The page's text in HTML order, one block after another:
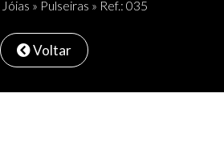
» Pulseiras » Ref.: 035
Voltar